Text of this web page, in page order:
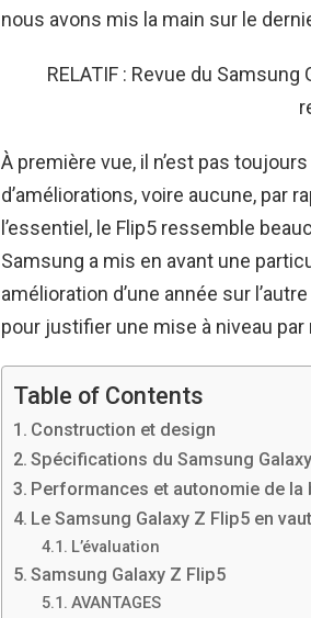
nous avons mis la main sur le
RELATIF : Revue du
À première vue, il n’est pas
d’améliorations, voire aucune, par
l’essentiel, le Flip5 ressemble
Samsung a mis en avant une
amélioration d’une année sur
pour justifier une mise à niveau
Table of Contents
Construction et design
Spécifications du Samsung
Performances et autonomie de la
Le Samsung Galaxy Z Flip5 en
L’évaluation
Samsung Galaxy Z Flip5
AVANTAGES